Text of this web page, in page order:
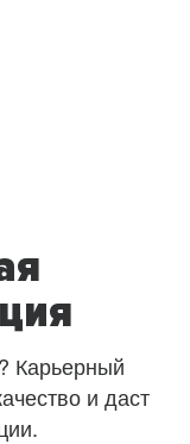
Карьерный
и даст